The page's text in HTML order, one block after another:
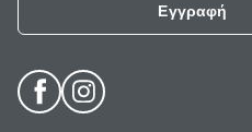
Εγγραφή